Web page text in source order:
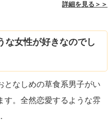
詳細を見る＞＞
な女性が好きなのでし
となしめの草食系男子がい
す。全然恋愛するような雰